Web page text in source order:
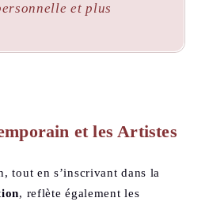
et plus
et les Artistes
tout en s’inscrivant dans la
, reflète également les